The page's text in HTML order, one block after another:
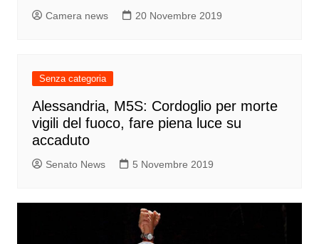
Camera news 20 Novembre 2019
Senza categoria
Alessandria, M5S: Cordoglio per morte
vigili del fuoco, fare piena luce su
accaduto
Senato News 5 Novembre 2019